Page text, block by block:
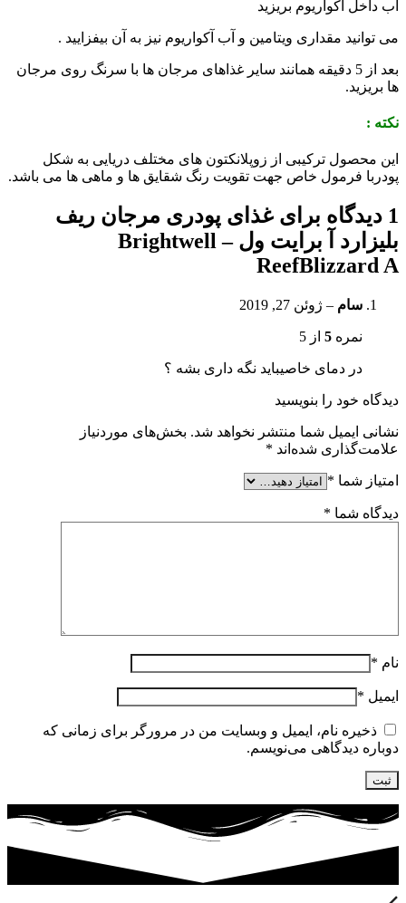
آب داخل آکواریوم بریزید
می توانید مقداری ویتامین و آب آکواریوم نیز به آن بیفزایید .
بعد از 5 دقیقه همانند سایر غذاهای مرجان ها با سرنگ روی مرجان
ها بریزید.
نکته :
این محصول ترکیبی از زوپلانکتون های مختلف دریایی به شکل
پودربا فرمول خاص جهت تقویت رنگ شقایق ها و ماهی ها می باشد.
1 دیدگاه برای
غذای پودری مرجان ریف
بلیزارد آ برایت ول – Brightwell
ReefBlizzard A
سام – ژوئن 27, 2019
نمره 5 از 5
در دمای خاصیباید نگه داری بشه ؟
دیدگاه خود را بنویسید
نشانی ایمیل شما منتشر نخواهد شد. بخش‌های موردنیاز
علامت‌گذاری شده‌اند *
امتیاز شما *
دیدگاه شما *
نام *
ایمیل *
ذخیره نام، ایمیل و وبسایت من در مرورگر برای زمانی که
دوباره دیدگاهی می‌نویسم.